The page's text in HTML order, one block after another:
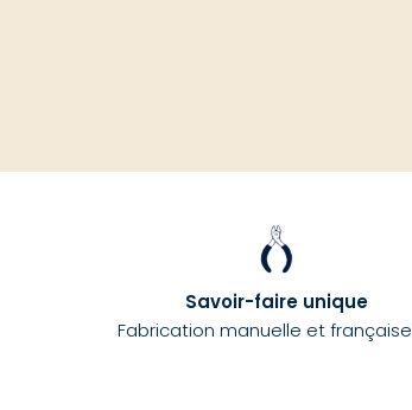
Savoir-faire unique
Fabrication manuelle et française